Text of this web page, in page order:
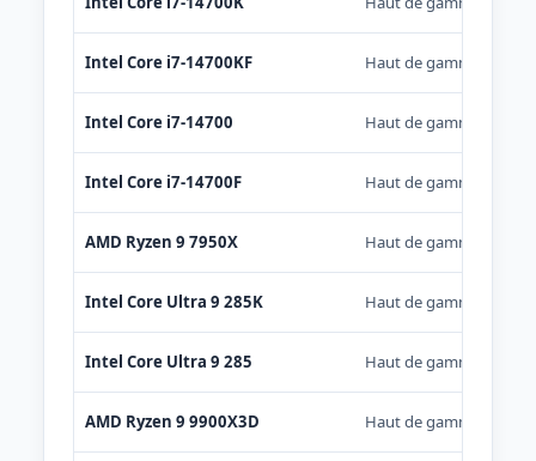
Intel Core i7-14700KF Haut de gamme
Intel Core i7-14700 Haut de gamme
Intel Core i7-14700F Haut de gamme
AMD Ryzen 9 7950X Haut de gamme
Intel Core Ultra 9 285K Haut de gamme
Intel Core Ultra 9 285 Haut de gamme
AMD Ryzen 9 9900X3D Haut de gamme